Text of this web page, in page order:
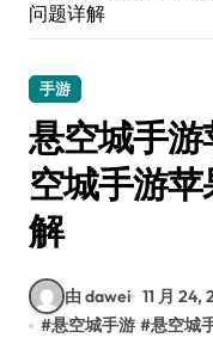
问题详解
手游
悬空城手
空城手游
解
由 dawei 11 月 24,
#悬空城手游 #悬空城